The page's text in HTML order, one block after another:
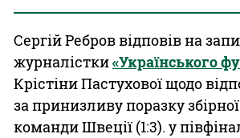
Сергій Ребров відповів на
журналістки«Українського
Крістіни Пастухової щодо
за принизливу поразку
команди Швеції (1:3). у